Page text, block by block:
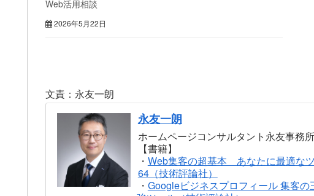
Web活用相談
2026年5月22日
文責：永友一朗
永友一朗
ホームページコンサルタント永友事務
【書籍】
・ Web集客の超基本 あなたに最適な
64（技術評論社）
・ Googleビジネスプロフィール 集客